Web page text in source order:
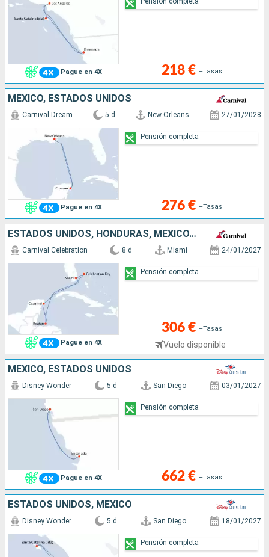
Pague en 4X 218 € +Tasas
MÉXICO, ESTADOS UNIDOS
Pague en 4X
Carnival Dream 5 d New Orleans 27/01/2028
276 € +Tasas
Pensión completa
ESTADOS UNIDOS, HONDURAS, MÉXICO, BAHAMAS
Pague en 4X
Carnival Celebration 8 d Miami 24/01/2027
306 € +Tasas
Vuelo disponible
Pensión completa
MÉXICO, ESTADOS UNIDOS
Pague en 4X
Disney Wonder 5 d San Diego 03/01/2027
662 € +Tasas
Pensión completa
ESTADOS UNIDOS, MÉXICO
Disney Wonder 5 d San Diego 18/01/2027
Pensión completa